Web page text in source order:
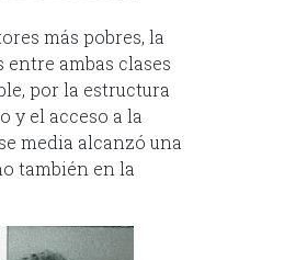
más pobres, la
ambas clases
por la estructura
y el acceso a la
media alcanzó una
también en la